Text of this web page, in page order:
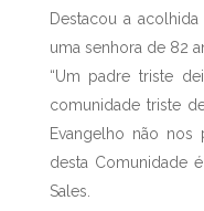
Destacou a
uma senhora de 82
“Um padre triste
comunidade triste
Evangelho não
desta Comunidade
Sales.